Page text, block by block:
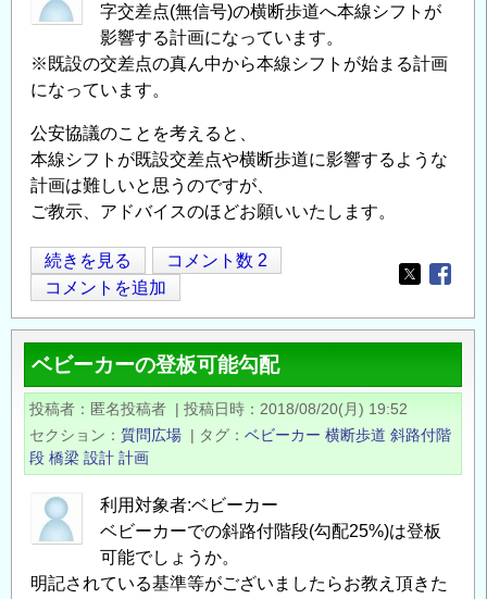
字交差点(無信号)の横断歩道へ本線シフトが
影響する計画になっています。
※既設の交差点の真ん中から本線シフトが始まる計画
になっています。
公安協議のことを考えると、
本線シフトが既設交差点や横断歩道に影響するような
計画は難しいと思うのですが、
ご教示、アドバイスのほどお願いいたします。
交
差
点
シ
フ
ト
影
響
の
続きを見る
コメント数 2
コメントを追加
Opens in
ベビーカーの登板可能勾配
投稿者 匿名投稿者 | 投稿日時
2018/08/20(月) 19:52
セクション
質問広場 | タグ ベビーカー 横断歩道 斜路付階
段 橋梁 設計 計画
利用対象者:ベビーカー
ベビーカーでの斜路付階段(勾配25%)は登板
可能でしょうか。
明記されている基準等がございましたらお教え頂きた